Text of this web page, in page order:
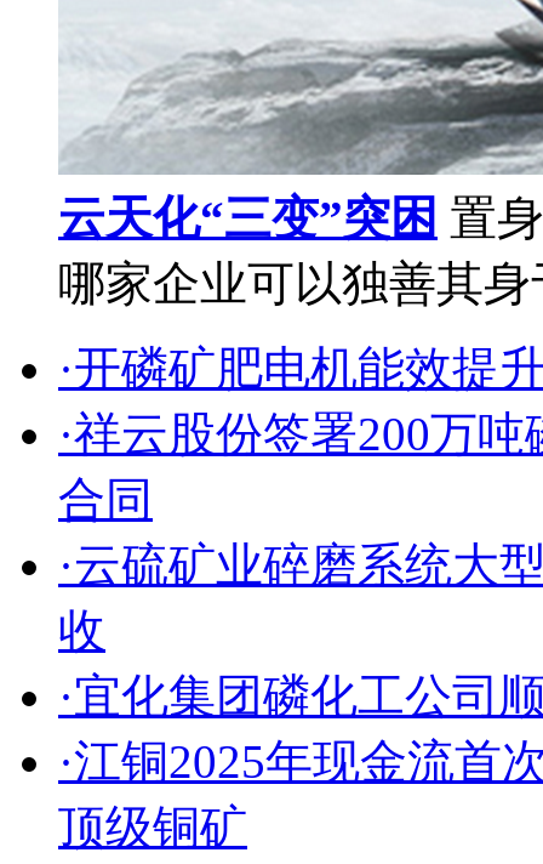
云天化“三变”突困 置
哪家企业可以独善其
·开磷矿肥电机能效提
·祥云股份签署200万
合同
·云硫矿业碎磨系统大
收
·宜化集团磷化工公司
·江铜2025年现金流首
顶级铜矿